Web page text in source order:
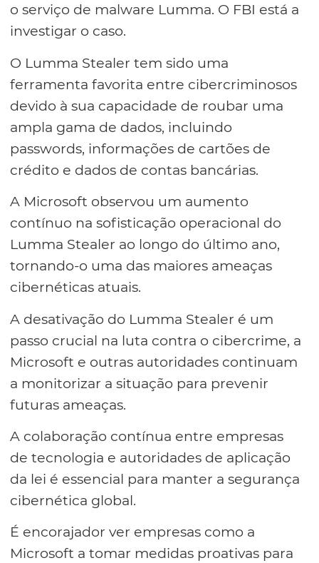
o serviço de malware Lumma. O FBI está a
investigar o caso.
O Lumma Stealer tem sido uma
ferramenta favorita entre cibercriminosos
devido à sua capacidade de roubar uma
ampla gama de dados, incluindo
passwords, informações de cartões de
crédito e dados de contas bancárias.
A Microsoft observou um aumento
contínuo na sofisticação operacional do
Lumma Stealer ao longo do último ano,
tornando-o uma das maiores ameaças
cibernéticas atuais.
A desativação do Lumma Stealer é um
passo crucial na luta contra o cibercrime, a
Microsoft e outras autoridades continuam
a monitorizar a situação para prevenir
futuras ameaças.
A colaboração contínua entre empresas
de tecnologia e autoridades de aplicação
da lei é essencial para manter a segurança
cibernética global.
É encorajador ver empresas como a
Microsoft a tomar medidas proativas para